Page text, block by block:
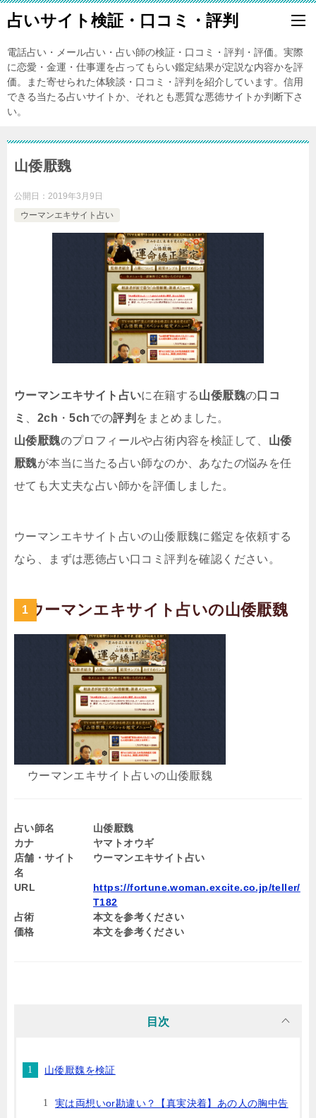
占いサイト検証・口コミ・評判
電話占い・メール占い・占い師の検証・口コミ・評判・評価。実際
に恋愛・金運・仕事運を占ってもらい鑑定結果が定説な内容かを評
価。また寄せられた体験談・口コミ・評判を紹介しています。信用
できる当たる占いサイトか、それとも悪質な悪徳サイトか判断下さ
い。
山倭厭魏
公開日： 2019年3月9日
ウーマンエキサイト占い
ウーマンエキサイト占いに在籍する山倭厭魏の口コ
ミ
2ch ・5chでの評判 をまとめました。
山倭厭魏のプロフィールや占術内容を検証して、 山倭
厭魏が本当に当たる占い師なのか、あなたの悩みを任
せても大丈夫な占い師かを評価しました。
ウーマンエキサイト占いの山倭厭魏に鑑定を依頼する
なら、まずは悪徳占い口コミ評判を確認ください。
ウーマンエキサイト占いの山倭厭魏
ウーマンエキサイト占いの山倭厭魏
占い師名
山倭厭魏
カナ
ヤマトオウギ
店舗・サイト
名
ウーマンエキサイト占い
URL
https://fortune.woman.excite.co.jp/teller/
T182
占術
本文を参考ください
価格
本文を参考ください
目次
山倭厭魏を検証
実は両想いor勘違い？【真実決着】あの人の胸中告